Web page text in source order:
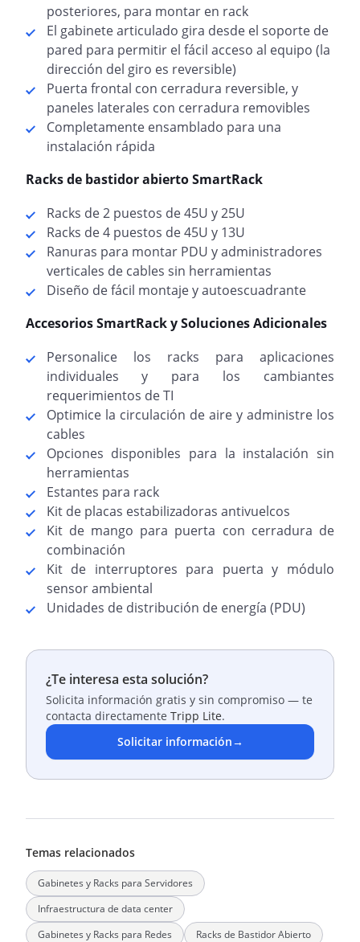
posteriores, para montar en rack
El gabinete articulado gira desde el soporte de
pared para permitir el fácil acceso al equipo (la
dirección del giro es reversible)
Puerta frontal con cerradura reversible, y
paneles laterales con cerradura removibles
Completamente ensamblado para una
instalación rápida
Racks de bastidor abierto SmartRack
Racks de 2 puestos de 45U y 25U
Racks de 4 puestos de 45U y 13U
Ranuras para montar PDU y administradores
verticales de cables sin herramientas
Diseño de fácil montaje y autoescuadrante
Accesorios SmartRack y Soluciones Adicionales
Personalice los racks para aplicaciones
individuales y para los cambiantes
requerimientos de TI
Optimice la circulación de aire y administre los
cables
Opciones disponibles para la instalación sin
herramientas
Estantes para rack
Kit de placas estabilizadoras antivuelcos
Kit de mango para puerta con cerradura de
combinación
Kit de interruptores para puerta y módulo
sensor ambiental
Unidades de distribución de energía (PDU)
¿Te interesa esta solución?
Solicita información gratis y sin compromiso — te
contacta directamente Tripp Lite.
Solicitar información→
Temas relacionados
Gabinetes y Racks para Servidores
Infraestructura de data center
Gabinetes y Racks para Redes
Racks de Bastidor Abierto